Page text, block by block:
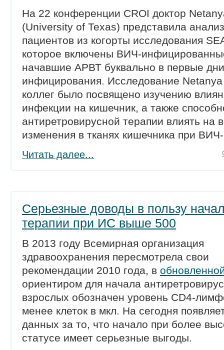
На 22 конференции CROI доктор
(University of Texas) представила
пациентов из когорты исследования
которое включены ВИЧ-
начавшие АРВТ буквально в первые
инфицирования. Исследование
коллег было посвящено изучению
инфекции на кишечник, а также
антиретровирусной терапии влиять на
изменения в тканях кишечника при
Читать далее...
Серьезные доводы в пользу
терапии при ИС выше 500
В 2013 году Всемирная организация
здравоохранения пересмотрела свои
рекомендации 2010 года, в
ориентиром для начала
взрослых обозначен уровень CD4-
менее клеток в мкл. На сегодня
данных за то, что начало при более
статусе имеет серьезные выгоды.